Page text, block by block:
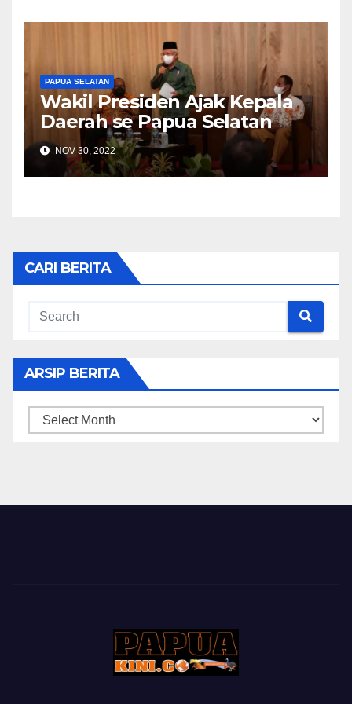
PAPUA SELATAN
Wakil Presiden Ajak Kepala
Daerah se Papua Selatan
Satukan Hati dan Tujuan
NOV 30, 2022
CARI BERITA
ARSIP BERITA
ARSIP